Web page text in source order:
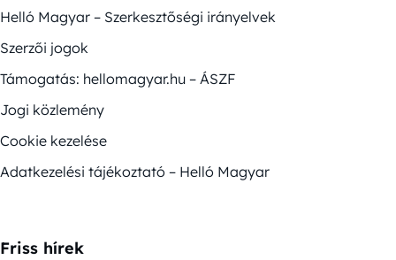
Helló Magyar – Szerkesztőségi irányelvek
Szerzői jogok
Támogatás: hellomagyar.hu – ÁSZF
Jogi közlemény
Cookie kezelése
Adatkezelési tájékoztató – Helló Magyar
Friss hírek